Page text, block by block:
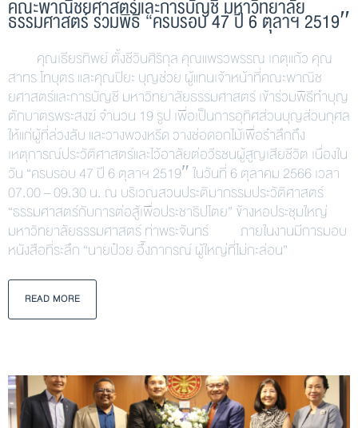
คณะพาณิชยศาสตร์และการบัญชี มหาวิทยาลัย
ธรรมศาสตร์ ร่วมพิธี “ครบรอบ 47 ปี 6 ตุลาฯ 2519″
คุณเธียรทิพย์ ตั้งชีวินศิริกุล คุณแพรวพรรณ เกตุแก้ว คุณ
สาทร โทบุตร และคุณปิยะ บุญช่วย ผู้แทนเจ้าหน้าที่คณะพาณิช
ยศาสตร์และการบัญชี มหาวิทยาลัยธรรมศาสตร์ เข้าร่วมพิธีทำบุญ
ตักบาตรพระสงฆ์ จำนวน 19 รูป เพื่อเป็นการอุทิศส่วนบุญส่วนกุศล
ให้แก่ผู้ที่ล่วงลับ และวางพวงหรีด วางช่อดอกไม้เพื่อรำลึกถึง
เหตุการณ์ประวัติศาสตร์และไว้อาลัยต่อวีรชนผู้สูญเสียชีวิต เนื่องใน
วัน “ครบรอบ 47 ปี 6 ตุลาฯ 2519″ ในวันที่ 6 ตุลาคม 2566 เวลา
07.00 – 09.30 น. ณ บริเวณสวนประติมากรรมประวัติศาสตร์
“ธรรมศาสตร์กับการต่อสู้เพื่อประชาธิปไตย” ข้างหอประชุมใหญ่
มหาวิทยาลัยธรรมศาสตร์ ท่าพระจันทร์ ภายในงานมีการมอบ
หนังสือที่ระลึก “นายป๋วย อึ๊งภากรณ์ ผู้ใหญ่ที่ไม่กะล่อน”
READ MORE